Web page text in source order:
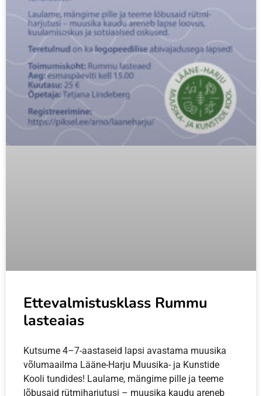
Ettevalmistusklass Rummu
lasteaias
Kutsume 4–7-aastaseid lapsi avastama muusika
võlumaailma Lääne-Harju Muusika- ja Kunstide
Kooli tundides! Laulame, mängime pille ja teeme
lõbusaid rütmiharjutusi – muusika kaudu areneb